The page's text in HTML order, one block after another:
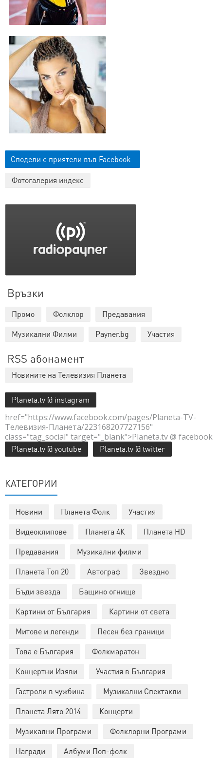
Сподели с приятели във Facebook
Фотогалерия индекс
Връзки
Промо Фолклор
Предавания
Музикални Филми
Payner.bg Участия
RSS абонамент
Новините на Телевизия Планета
Planeta.tv @ instagram
href="https://www.facebook.com/pages/Planeta-TV-
Телевизия-Планета/223168207727156"
class="tag_social" target="_blank">Planeta.tv @ facebook
Planeta.tv @ youtube Planeta.tv @ twitter
КАТЕГОРИИ
Новини Планета Фолк
Участия
Видеоклипове
Планета 4К
Планета HD
Предавания
Музикални филми
Планета Топ 20
Автограф
Звездно
Бъди звезда
Бащино огнище
Картини от България
Картини от света
Митове и легенди
Песен без граници
Това е България
Фолкмаратон
Концертни Изяви
Участия в България
Гастроли в чужбина
Музикални Спектакли
Планета Лято 2014
Концерти
Музикални Програми
Фолклорни Програми
Награди
Албуми Поп-фолк